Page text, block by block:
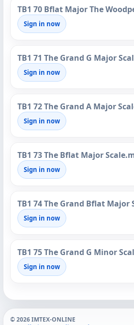
TB1 70 Bflat Major The
Sign in now
TB1 71 The Grand G Major
Sign in now
TB1 72 The Grand A Major
Sign in now
TB1 73 The Bflat Major
Sign in now
TB1 74 The Grand Bflat Major
Sign in now
TB1 75 The Grand G Minor
Sign in now
© 2026 IMTEX-ONLINE